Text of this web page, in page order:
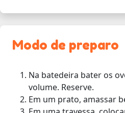
Modo de preparo
Na batedeira bater os
volume. Reserve.
Em um prato, amassar